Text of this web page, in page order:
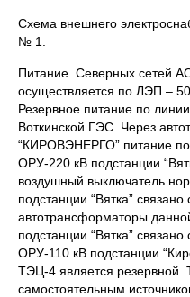
Схема внешнего
№ 1.
Питание Северных сетей
осуществляется по ЛЭП –
Резервное питание по
Воткинской ГЭС. Через
“КИРОВЭНЕРГО” питание
ОРУ-220 кВ подстанции
воздушный выключатель
подстанции “Вятка”
автотрансформаторы
подстанции “Вятка”
ОРУ-110 кВ подстанции
ТЭЦ-4 является резервной.
самостоятельным